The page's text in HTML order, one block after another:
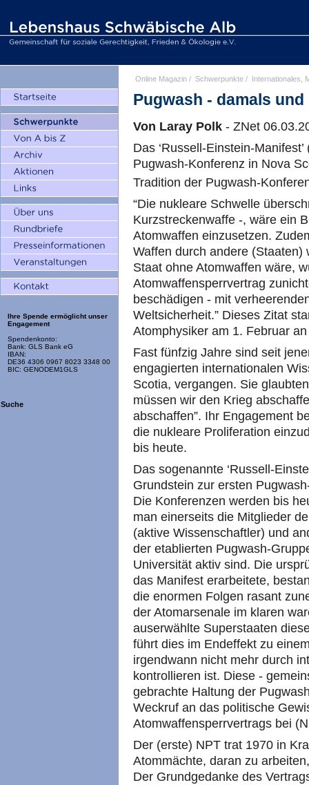
Ihre Spende ermöglicht unser
Engagement
Spendenkonto:
Bank: GLS Bank eG
IBAN:
DE36 4306 0967 8023 3348 00
BIC: GENODEM1GLS
Suche
Online Magazin / Schwerpunkte / Internationales,
Pugwash - damals und
Von Laray Polk - ZNet
Das ‘Russell-Einstein-
Pugwash-Konferenz in Nova
Tradition der Pugwash-
“Die nukleare Schwelle
Kurzstreckenwaffe -, wäre ein
Atomwaffen einzusetzen.
Waffen durch andere
Staat ohne Atomwaffen wäre,
Atomwaffensperrvertrag
beschädigen - mit
Weltsicherheit.” Dieses Zitat
Atomphysiker am 1. Februar
Fast fünfzig Jahre sind seit
engagierten internationalen
Scotia, vergangen. Sie
müssen wir den Krieg
abschaffen”. Ihr Engagement
die nukleare Proliferation
bis heute.
Das sogenannte ‘Russell-
Grundstein zur ersten
Die Konferenzen werden bis
man einerseits die Mitglieder
(aktive Wissenschaftler) und
der etablierten Pugwash-
Universität aktiv sind. Die
das Manifest erarbeitete,
die enormen Folgen rasant
der Atomarsenale im klaren
auserwählte Superstaaten
führt dies im Endeffekt zu
irgendwann nicht mehr durch
kontrollieren ist. Diese -
gebrachte Haltung der
Weckruf an das politische
Atomwaffensperrvertrags bei
Der (erste) NPT trat 1970 in
Atommächte, daran zu
Der Grundgedanke des